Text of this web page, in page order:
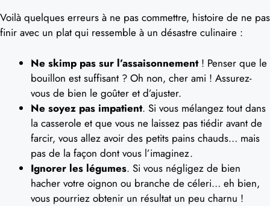
Voilà quelques erreurs à ne pas commettre, histoire de ne pas
finir avec un plat qui ressemble à un désastre culinaire :
Ne skimp pas sur l’assaisonnement! Penser que le
bouillon est suffisant ? Oh non, cher ami ! Assurez-
vous de bien le goûter et d’ajuster.
Ne soyez pas impatient. Si vous mélangez tout dans
la casserole et que vous ne laissez pas tiédir avant de
farcir, vous allez avoir des petits pains chauds… mais
pas de la façon dont vous l’imaginez.
Ignorer les légumes. Si vous négligez de bien
hacher votre oignon ou branche de céleri… eh bien,
vous pourriez obtenir un résultat un peu charnu !